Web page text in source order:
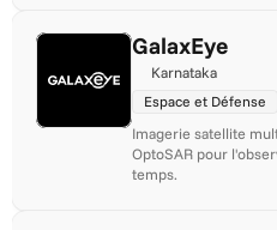
GalaxEye
Karnataka
Espace et Défense
Imagerie satellite
OptoSAR pour
temps.